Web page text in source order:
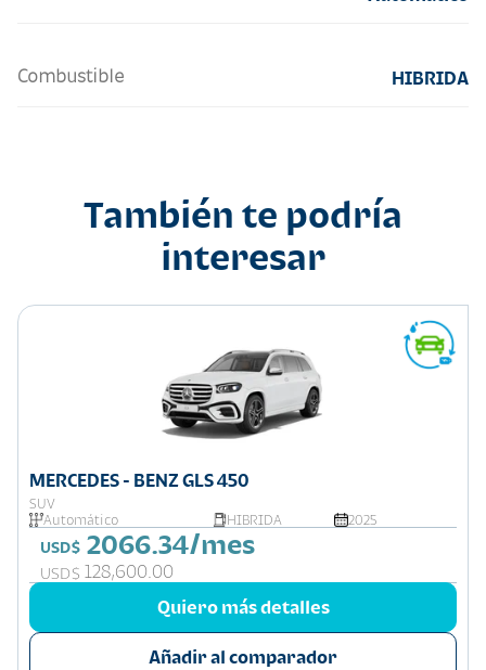
Combustible HIBRIDA
También te podría
interesar
MERCEDES - BENZ GLS 450
SUV
Automático
HIBRIDA 2025
USD$ 2066.34/mes
USD$ 128,600.00
Quiero más detalles
Añadir al comparador